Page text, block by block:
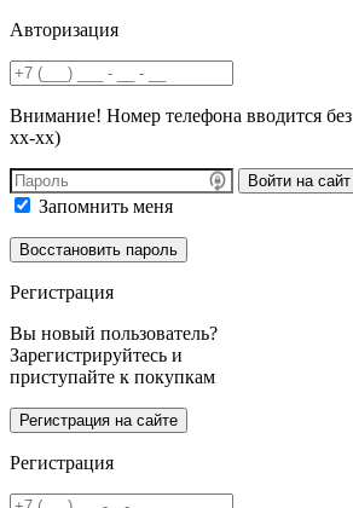
Авторизация
Внимание! Номер телефона вводится
хх-хх)
Войти на сайт
Запомнить меня
Регистрация
Вы новый пользователь?
Зарегистрируйтесь и
приступайте к покупкам
Регистрация